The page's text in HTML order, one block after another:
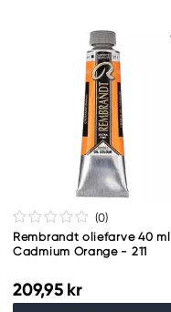
(0)
Rembrandt oliefarve 40 ml
Cadmium Orange - 211
209,95 kr